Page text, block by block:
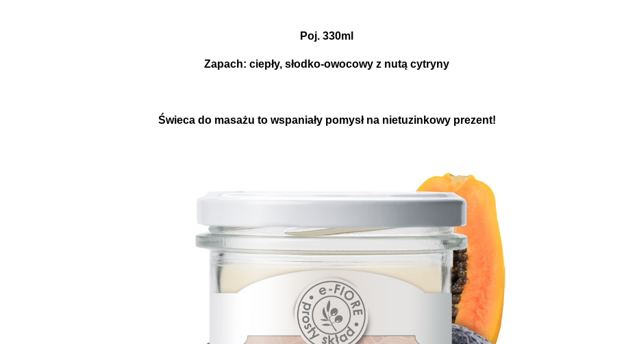
Poj. 330ml
Zapach: ciepły, słodko-owocowy z nutą cytryny
Świeca do masażu to wspaniały pomysł na nietuzinkowy prezent!